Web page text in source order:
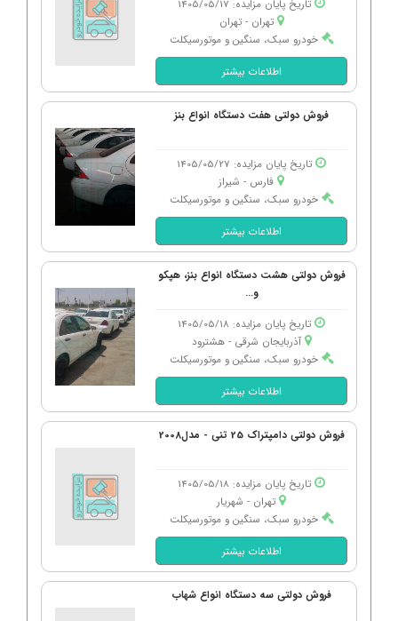
تاریخ پایان مزایده: 1405/05/17
تهران - تهران
خودرو سبک، سنگین و موتورسیکلت
اطلاعات بیشتر
فروش دولتی هفت دستگاه انواع بنز
تاریخ پایان مزایده: 1405/05/27
فارس - شیراز
خودرو سبک، سنگین و موتورسیکلت
اطلاعات بیشتر
فروش دولتی هشت دستگاه انواع بنز، هپکو
و...
تاریخ پایان مزایده: 1405/05/18
آذربایجان شرقی - هشترود
خودرو سبک، سنگین و موتورسیکلت
اطلاعات بیشتر
فروش دولتی دامپتراک 25 تنی - مدل2008
تاریخ پایان مزایده: 1405/05/18
تهران - شهریار
خودرو سبک، سنگین و موتورسیکلت
اطلاعات بیشتر
فروش دولتی سه دستگاه انواع شهاب